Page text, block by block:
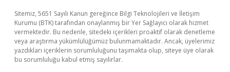
Sitemiz, 5651 Sayılı Kanun gereğince Bilgi Teknolojileri ve İletişim
Kurumu (BTK) tarafından onaylanmış bir Yer Sağlayıcı olarak hizmet
vermektedir. Bu nedenle, sitedeki içerikleri proaktif olarak denetleme
veya araştırma yükümlülüğümüz bulunmamaktadır. Ancak, üyelerimiz
yazdıkları içeriklerin sorumluluğunu taşımakta olup, siteye üye olarak
bu sorumluluğu kabul etmiş sayılırlar.